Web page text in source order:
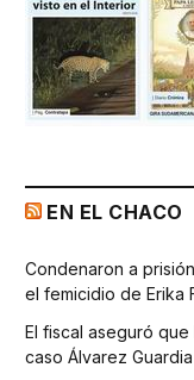
EN EL CHACO
Condenaron a
el femicidio de Erika
El fiscal aseguró
caso Álvarez Guardia